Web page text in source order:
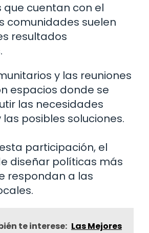
que cuentan con el
comunidades suelen
resultados
y las reuniones
espacios donde se
las necesidades
posibles soluciones.
participación, el
diseñar políticas más
respondan a las
te interese: Las Mejores